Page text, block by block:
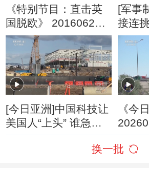
《特别节目：直击英
国脱欧》 20160624
23:00
[军事
接连
军：
[今日亚洲]中国科技让
美国人“上头” 谁急
《今
朗称
换一批